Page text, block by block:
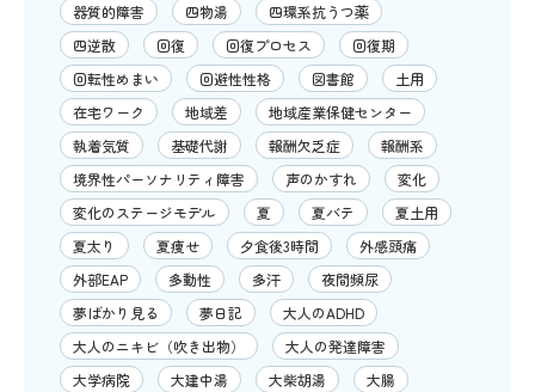
器質的障害
四物湯
四環系抗うつ薬
四逆散
回復 回復プロセス
回復期
回転性めまい
回避性性格 図書館
土用
在宅ワーク
地域差
地域産業保健センター
執着気質
基礎代謝 報酬欠乏症
報酬系
境界性パーソナリティ障害
声のかすれ
変化
変化のステージモデル
夏 夏バテ
夏土用
夏太り
夏痩せ 夕食後3時間
外感頭痛
外部EAP
多動性 多汗
夜間頻尿
夢ばかり見る
夢日記
大人のADHD
大人のニキビ（吹き出物）
大人の発達障害
大学病院
大建中湯 大柴胡湯
大腸